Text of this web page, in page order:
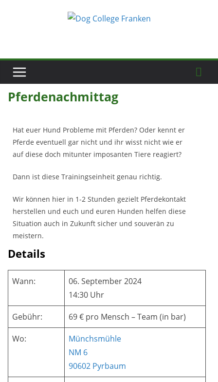
Pferdenachmittag
Hat euer Hund Probleme mit Pferden? Oder kennt er
Pferde eventuell gar nicht und ihr wisst nicht wie er
auf diese doch mitunter imposanten Tiere reagiert?
Dann ist diese Trainingseinheit genau richtig.
Wir können hier in 1-2 Stunden gezielt Pferdekontakt
herstellen und euch und euren Hunden helfen diese
Situation auch in Zukunft sicher und souverän zu
meistern.
Details
Wann:
06. September 2024
14:30 Uhr
Gebühr: 69 € pro Mensch – Team (in bar)
Wo:
Münchsmühle
NM 6
90602 Pyrbaum